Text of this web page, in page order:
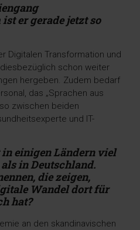
er gerade jetzt so
Digitalen Transformation und
schon weiter
hergeben. Zudem bedarf
das „Sprachen aus
zwischen beiden
und IT-
einigen Ländern viel
in Deutschland.
die zeigen,
Wandel dort für
hat?
an den skandinavischen